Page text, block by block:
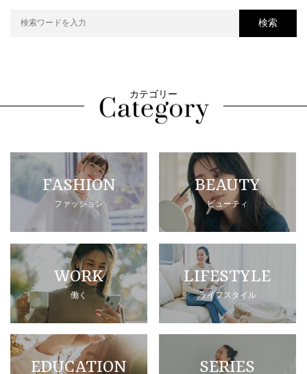
検索
カテゴリー
FASHION
ファッション
BEAUTY
ビューティ
WORK
働く
LIFESTYLE
ライフスタイル
EDUCATION SERIES